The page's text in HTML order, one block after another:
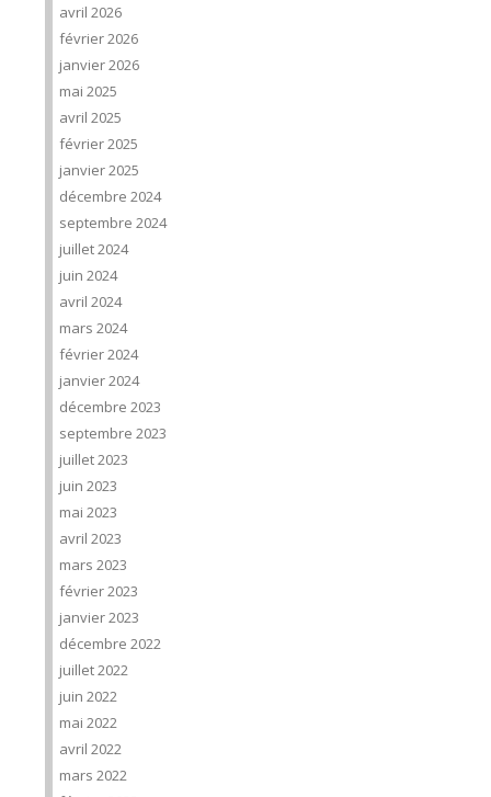
avril 2026
février 2026
janvier 2026
mai 2025
avril 2025
février 2025
janvier 2025
décembre 2024
septembre 2024
juillet 2024
juin 2024
avril 2024
mars 2024
février 2024
janvier 2024
décembre 2023
septembre 2023
juillet 2023
juin 2023
mai 2023
avril 2023
mars 2023
février 2023
janvier 2023
décembre 2022
juillet 2022
juin 2022
mai 2022
avril 2022
mars 2022